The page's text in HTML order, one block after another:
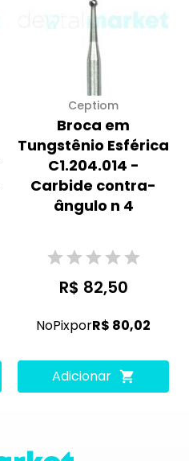
Ceptiom
Broca em
Tungstênio Esférica
C1.204.014 -
Carbide contra-
ângulo n 4
R$ 82,50
NoPixporR$ 80,02
Adicionar